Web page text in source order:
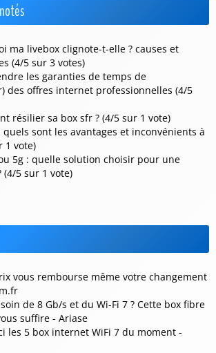
ma livebox clignote-t-elle ? causes et
(4/5 sur 3 votes)
les garanties de temps de
des offres internet professionnelles (4/5
résilier sa box sfr ? (4/5 sur 1 vote)
quels sont les avantages et inconvénients à
1 vote)
5g : quelle solution choisir pour une
5 sur 1 vote)
vous rembourse même votre changement
de 8 Gb/s et du Wi-Fi 7 ? Cette box fibre
suffire - Ariase
les 5 box internet WiFi 7 du moment -